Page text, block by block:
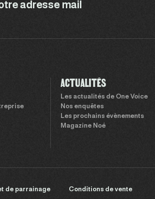
adresse mail
ACTUALITÉS
Les actualités de One Voice
Nos enquêtes
Les prochains évènements
Magazine Noé
de parrainage
Conditions de vente